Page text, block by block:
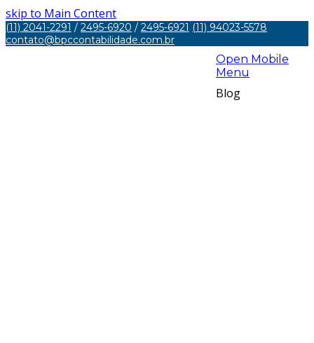
skip to Main Content
(11) 2041-2291 / 2495-6920 / 2495-6921 (11) 94023-5578
contato@bpccontabilidade.com.br
Open Mobile
Menu
Blog